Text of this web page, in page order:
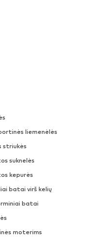
liemenėlės
striukės
suknelės
kepurės
batai virš kelių
batai
moterims